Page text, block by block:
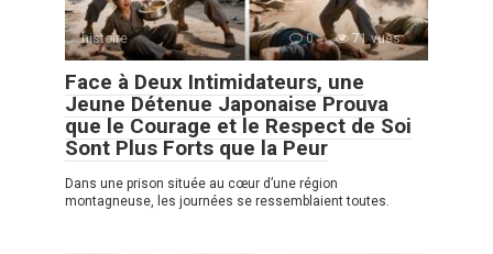
histoire 0 71 vues
Face à Deux Intimidateurs, une
Jeune Détenue Japonaise Prouva
que le Courage et le Respect de Soi
Sont Plus Forts que la Peur
Dans une prison située au cœur d’une région
montagneuse, les journées se ressemblaient toutes.